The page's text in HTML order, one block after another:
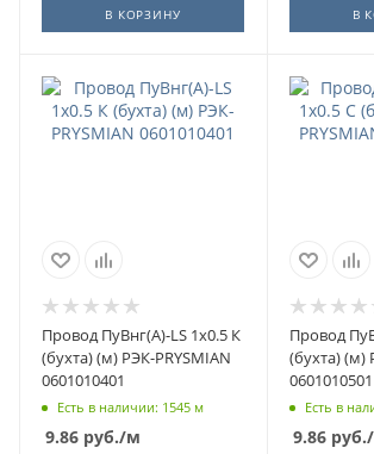
В КОРЗИНУ В
Провод ПуВнг(А)-LS 1х0.5 К
(бухта) (м) РЭК-PRYSMIAN
0601010401
Есть в наличии: 1545 м
9.86 руб./м
Провод
(бухта) (м)
0601010501
Есть в
9.86руб.